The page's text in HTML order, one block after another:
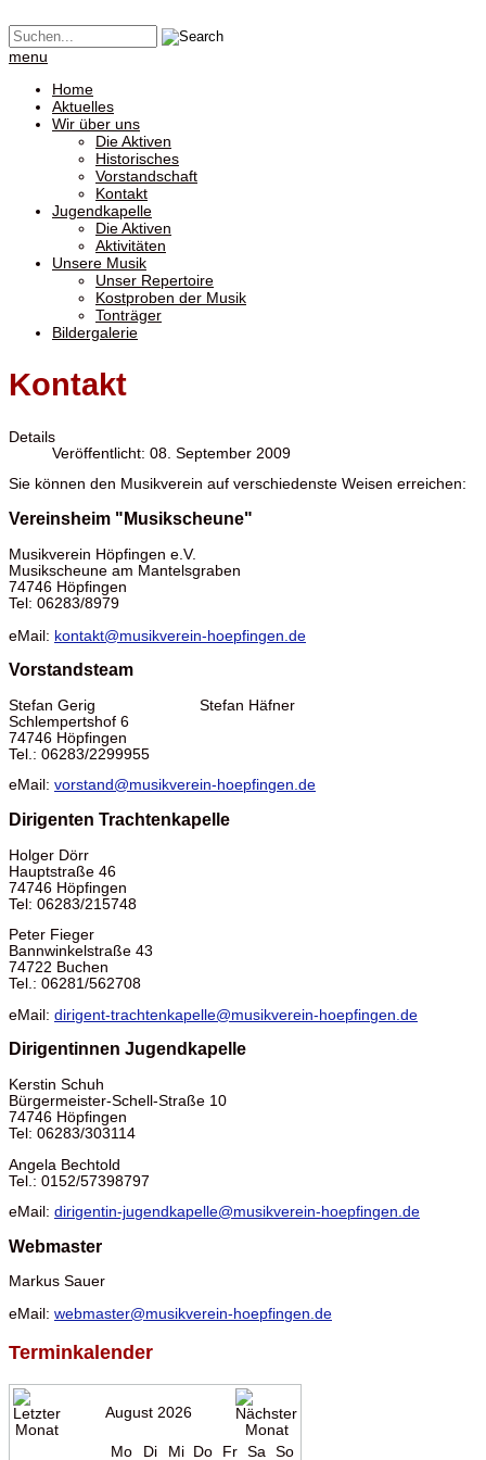
menu
Home
Aktuelles
Wir über uns
Die Aktiven
Historisches
Vorstandschaft
Kontakt
Jugendkapelle
Die Aktiven
Aktivitäten
Unsere Musik
Unser Repertoire
Kostproben der Musik
Tonträger
Bildergalerie
Kontakt
Details
Veröffentlicht: 08. September 2009
Sie können den Musikverein auf verschiedenste Weisen erreichen:
Vereinsheim "Musikscheune"
Musikverein Höpfingen e.V.
Musikscheune am Mantelsgraben
74746 Höpfingen
Tel: 06283/8979
eMail: kontakt@musikverein-hoepfingen.de
Vorstandsteam
Stefan Gerig Stefan Häfner
Schlempertshof 6
74746 Höpfingen
Tel.: 06283/2299955
eMail: vorstand@musikverein-hoepfingen.de
Dirigenten Trachtenkapelle
Holger Dörr
Hauptstraße 46
74746 Höpfingen
Tel: 06283/215748
Peter Fieger
Bannwinkelstraße 43
74722 Buchen
Tel.: 06281/562708
eMail: dirigent-trachtenkapelle@musikverein-hoepfingen.de
Dirigentinnen Jugendkapelle
Kerstin Schuh
Bürgermeister-Schell-Straße 10
74746 Höpfingen
Tel: 06283/303114
Angela Bechtold
Tel.: 0152/57398797
eMail: dirigentin-jugendkapelle@musikverein-hoepfingen.de
Webmaster
Markus Sauer
eMail: webmaster@musikverein-hoepfingen.de
Terminkalender
August 2026
Mo Di Mi Do Fr Sa So